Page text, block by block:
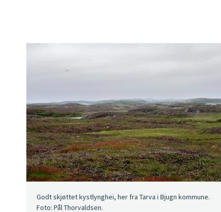
Godt skjøttet kystlynghei, her fra Tarva i Bjugn kommune.
Foto: Pål Thorvaldsen.